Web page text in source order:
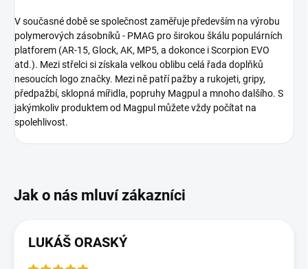
V současné době se společnost zaměřuje především na výrobu
polymerových zásobníků - PMAG pro širokou škálu populárních
platforem (AR-15, Glock, AK, MP5, a dokonce i Scorpion EVO
atd.). Mezi střelci si získala velkou oblibu celá řada doplňků
nesoucích logo značky. Mezi ně patří pažby a rukojeti, gripy,
předpažbí, sklopná mířidla, popruhy Magpul a mnoho dalšího. S
jakýmkoliv produktem od Magpul můžete vždy počítat na
spolehlivost.
LUKÁŠ ORASKÝ